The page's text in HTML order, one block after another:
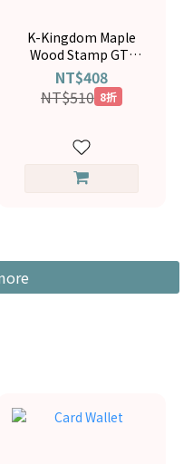
K-Kingdom Maple
Wood Stamp GT-
6113
NT$408
NT$510 8折